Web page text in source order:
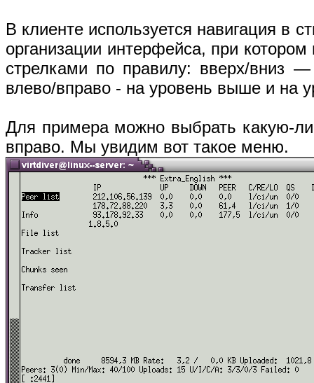
В клиенте используется навигация в
организации интерфейса, при
стрелками по правилу: вверх/вниз
влево/вправо - на уровень выше и на
Для примера можно выбрать какую-
вправо. Мы увидим вот такое меню.